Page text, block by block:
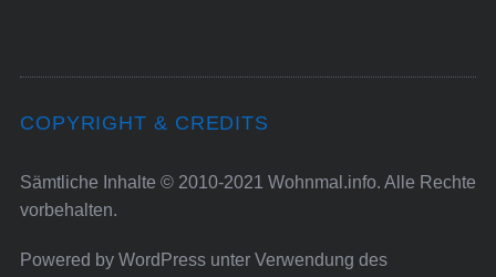
COPYRIGHT & CREDITS
Sämtliche Inhalte © 2010-2021 Wohnmal.info. Alle Rechte
vorbehalten.
Powered by WordPressunter Verwendung des